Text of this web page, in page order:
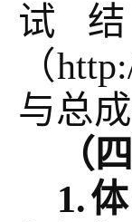
试
（
与总
（
1.